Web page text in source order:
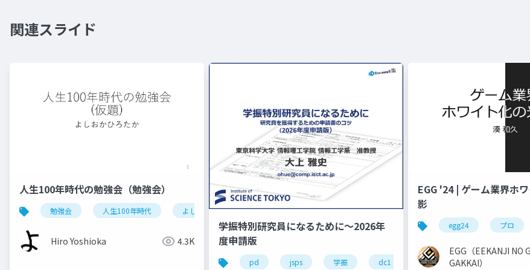
関連スライド
人生100年時代の勉強会（勉強会）
勉強会 人生100年時代 よしおかひろたか 定年退職
Hiro Yoshioka 4.3K
学振特別研究員になるために～2026年
度申請版
pd jsps 学振 dc1 dc2 研究費
EGG '24 | ゲーム業界ホ
影
egg24 プロ
EGG（EEKANJI NO
GAKKAI）